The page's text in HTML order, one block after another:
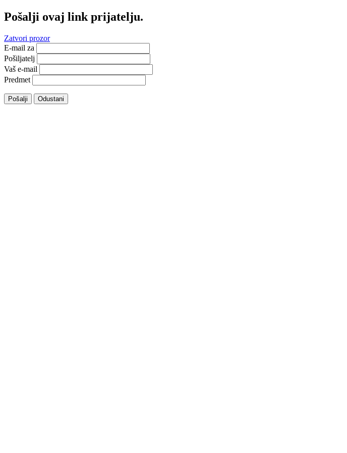
Pošalji ovaj link prijatelju.
Zatvori prozor
E-mail za
Pošiljatelj
Vaš e-mail
Predmet
Pošalji Odustani